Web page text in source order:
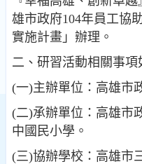
雄市政府104年員工協
實施計畫」辦理。
二、研習活動相關事項
(一)主辦單位：高雄市
(二)承辦單位：高雄市
中國民小學。
(三)協辦學校：高雄市